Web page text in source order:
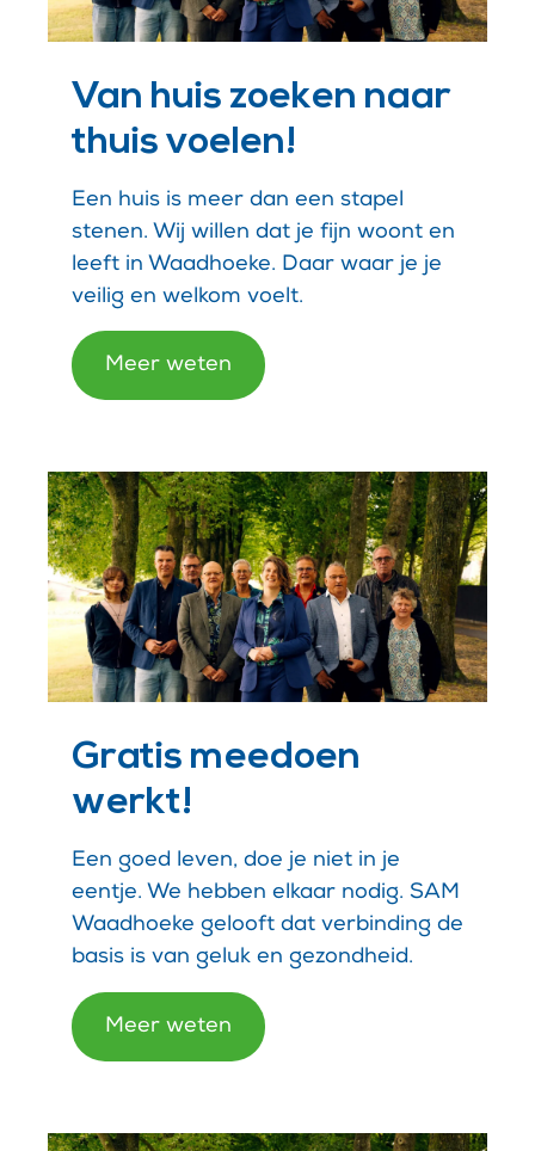
Van huis zoeken naar
thuis voelen!
Een huis is meer dan een stapel
stenen. Wij willen dat je fijn woont en
leeft in Waadhoeke. Daar waar je je
veilig en welkom voelt.
Meer weten
Gratis meedoen
werkt!
Een goed leven, doe je niet in je
eentje. We hebben elkaar nodig. SAM
Waadhoeke gelooft dat verbinding de
basis is van geluk en gezondheid.
Meer weten